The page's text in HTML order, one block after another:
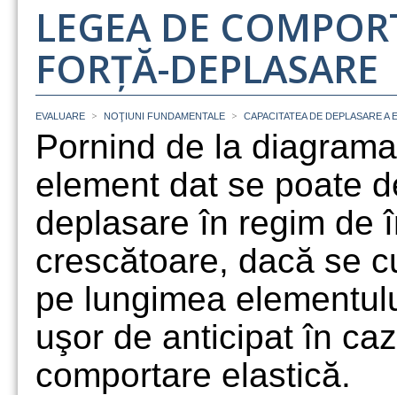
LEGEA DE
FORȚĂ-DEPLASARE
EVALUARE > NOŢIUNI FUNDAMENTALE > CAPACITATEA DE DEPLASARE
Pornind de la
element dat se poate
deplasare în regim de
crescătoare, dacă se
pe lungimea
uşor de anticipat în
comportare elastică.